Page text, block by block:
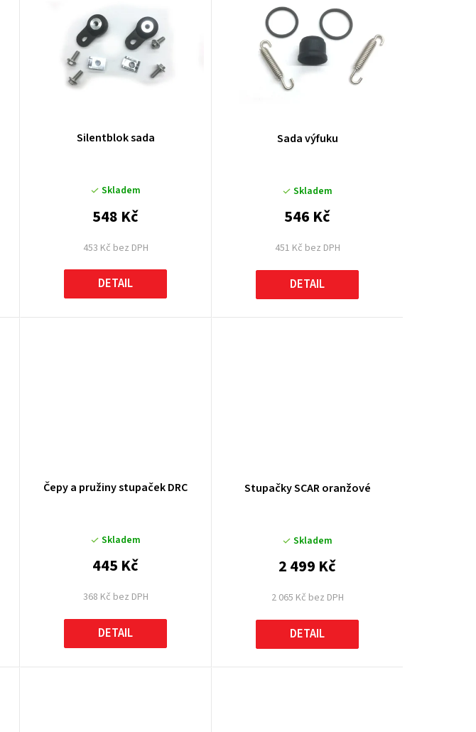
Silentblok sada
Skladem
453 Kč bez DPH
548 Kč
DETAIL
Sada výfuku
Skladem
451 Kč bez DPH
546 Kč
DETAIL
Čepy a pružiny stupaček DRC
Skladem
368 Kč bez DPH
445 Kč
DETAIL
Stupačky SCAR oranžové
Skladem
2 065 Kč bez DPH
2 499 Kč
DETAIL